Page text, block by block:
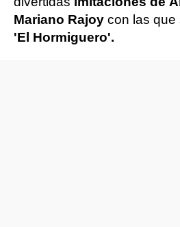
Mariano Rajoy con las que
'El Hormiguero'.